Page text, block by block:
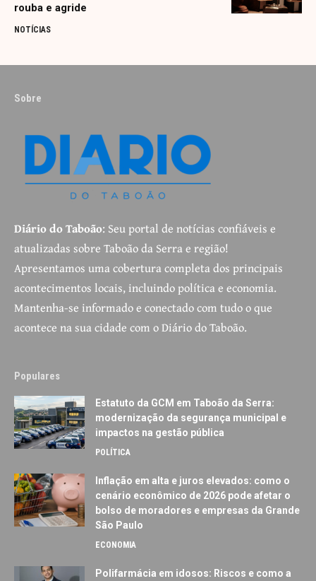
rouba e agride
NOTÍCIAS
Sobre
Diário do Taboão: Seu portal de notícias confiáveis e
atualizadas sobre Taboão da Serra e região!
Apresentamos uma cobertura completa dos principais
acontecimentos locais, incluindo política e economia.
Mantenha-se informado e conectado com tudo o que
acontece na sua cidade com o Diário do Taboão.
Populares
Estatuto da GCM em Taboão da Serra:
modernização da segurança municipal e
impactos na gestão pública
POLÍTICA
Inflação em alta e juros elevados: como o
cenário econômico de 2026 pode afetar o
bolso de moradores e empresas da Grande
São Paulo
ECONOMIA
Polifarmácia em idosos: Riscos e como a